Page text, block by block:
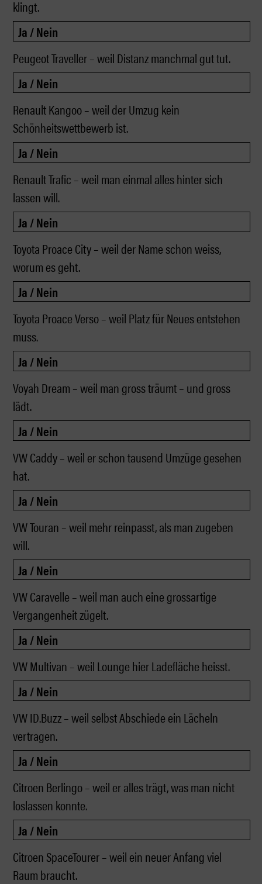
klingt.
Peugeot Traveller – weil Distanz manchmal gut tut.
Renault Kangoo – weil der Umzug kein
Schönheitswettbewerb ist.
Renault Trafic – weil man einmal alles hinter sich
lassen will.
Toyota Proace City – weil der Name schon weiss,
worum es geht.
Toyota Proace Verso – weil Platz für Neues entstehen
muss.
Voyah Dream – weil man gross träumt – und gross
lädt.
VW Caddy – weil er schon tausend Umzüge gesehen
hat.
VW Touran – weil mehr reinpasst, als man zugeben
will.
VW Caravelle – weil man auch eine grossartige
Vergangenheit zügelt.
VW Multivan – weil Lounge hier Ladefläche heisst.
VW ID.Buzz – weil selbst Abschiede ein Lächeln
vertragen.
Citroen Berlingo – weil er alles trägt, was man nicht
loslassen konnte.
Citroen SpaceTourer – weil ein neuer Anfang viel
Raum braucht.